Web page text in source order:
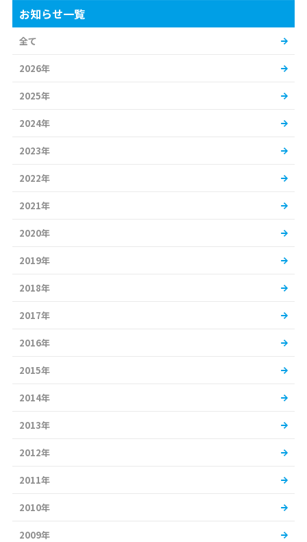
お知らせ一覧
全て
2026年
2025年
2024年
2023年
2022年
2021年
2020年
2019年
2018年
2017年
2016年
2015年
2014年
2013年
2012年
2011年
2010年
2009年